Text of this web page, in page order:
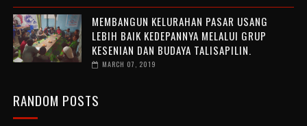
MEMBANGUN KELURAHAN PASAR USANG
LEBIH BAIK KEDEPANNYA MELALUI GRUP
KESENIAN DAN BUDAYA TALISAPILIN.
MARCH 07, 2019
RANDOM POSTS